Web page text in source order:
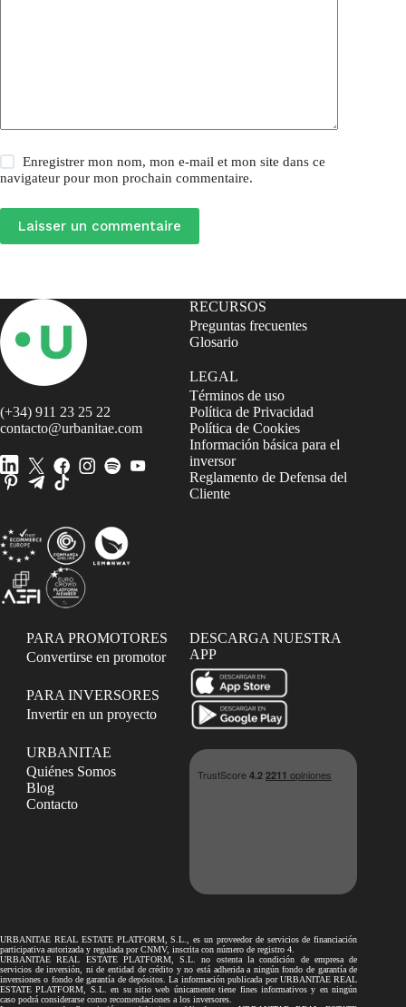
Enregistrer mon nom, mon e-mail et mon site dans ce
navigateur pour mon prochain commentaire.
Laisser un commentaire
(+34) 911 23 25 22
contacto@urbanitae.com
RECURSOS
Preguntas frecuentes
Glosario
LEGAL
Términos de uso
Política de Privacidad
Política de Cookies
Información básica para el
inversor
Reglamento de Defensa del
Cliente
PARA PROMOTORES
Convertirse en promotor
PARA INVERSORES
Invertir en un proyecto
URBANITAE
Quiénes Somos
Blog
Contacto
DESCARGA NUESTRA
APP
URBANITAE REAL ESTATE PLATFORM, S.L., es un proveedor de servicios de financiación
participativa autorizada y regulada por CNMV, inscrita con número de registro 4.
URBANITAE REAL ESTATE PLATFORM, S.L. no ostenta la condición de empresa de
servicios de inversión, ni de entidad de crédito y no está adherida a ningún fondo de garantía de
inversiones o fondo de garantía de depósitos. La información publicada por URBANITAE REAL
ESTATE PLATFORM, S.L. en su sitio web únicamente tiene fines informativos y en ningún
caso podrá considerarse como recomendaciones a los inversores.